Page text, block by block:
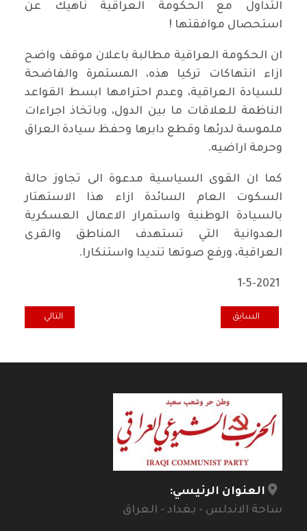
التداول مع الحكومة العراقية ناهيك عن
استحصال موافقتها !
ان الحكومة العراقية مطالبة باعلان موقف واضح
ازاء انتهاكات تركيا هذه، المستمرة والفاضحة
للسيادة العراقية، وعدم احترامها ابسط القواعد
الناظمة للعلاقات ما بين الدول، وباتخاذ اجراءات
ملموسة لدرئها وقطع دابرها وحفظ سيادة العراق
وحرمة اراضيه.
كما ان القوى السياسية مدعوة الى تجاوز حالة
السكوت العام السائدة ازاء هذا الاستهتار
بالسيادة الوطنية واستمرار الاعمال العسكرية
العدوانية التي تستهدف المناطق والقرى
العراقية، ورفع صوتها تنديدا واستنكارا.
المقال السابق: على طريق الشعب: في مناسبة الأول من أيار: لا بديل
السابق المقال التالي:
التالي
العنوان الرئيسي:
ساحة الاندلس - بغداد - العراق